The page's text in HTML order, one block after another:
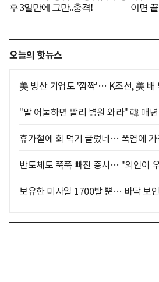
오늘의 핫뉴스
美 방산 기업도 '깜짝'… K조선, 美 배
"말 어눌하면 빨리 병원 와라" 韓 매
휴가철에 회 먹기 글렀네… 폭염에
반도체도 쭉쭉 빠진 증시… "외인이
보유한 미사일 1700발 뿐… 바닥 보